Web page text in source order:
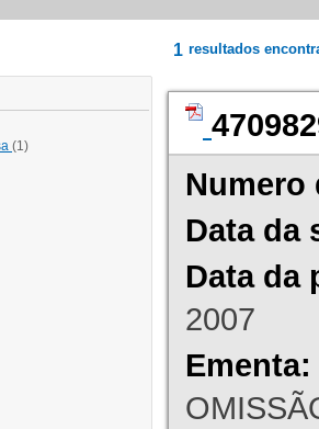
(1)
1 resultados
Numero
Data da
Data da
2007
Ementa: